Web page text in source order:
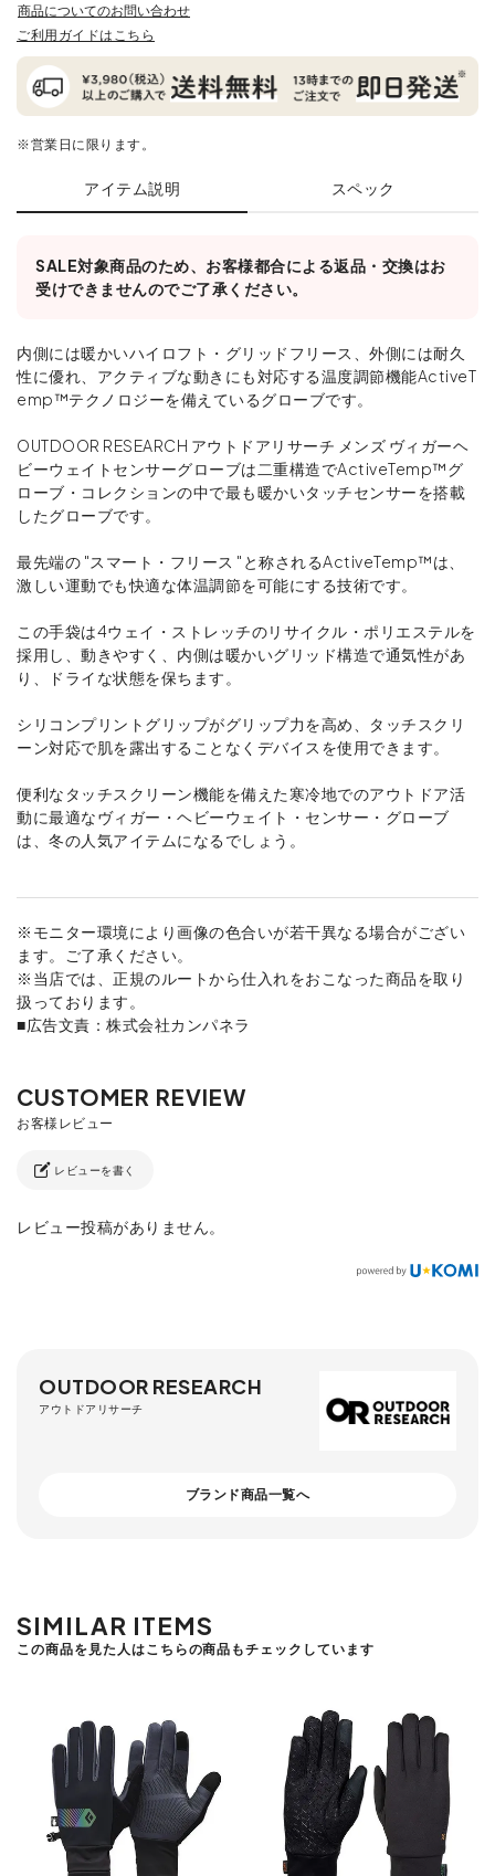
商品についてのお問い合わせ
ご利用ガイドはこちら
※営業日に限ります。
アイテム説明 スペック
SALE対象商品のため、お客様都合による返品・交換はお
受けできませんのでご了承ください。
内側には暖かいハイロフト・グリッドフリース、外側には耐久
性に優れ、アクティブな動きにも対応する温度調節機能ActiveT
emp™テクノロジーを備えているグローブです。
OUTDOOR RESEARCH アウトドアリサーチ メンズ ヴィガーヘ
ビーウェイトセンサーグローブは二重構造でActiveTemp™グ
ローブ・コレクションの中で最も暖かいタッチセンサーを搭載
したグローブです。
最先端の "スマート・フリース "と称されるActiveTemp™は、
激しい運動でも快適な体温調節を可能にする技術です。
この手袋は4ウェイ・ストレッチのリサイクル・ポリエステルを
採用し、動きやすく、内側は暖かいグリッド構造で通気性があ
り、ドライな状態を保ちます。
シリコンプリントグリップがグリップ力を高め、タッチスクリ
ーン対応で肌を露出することなくデバイスを使用できます。
便利なタッチスクリーン機能を備えた寒冷地でのアウトドア活
動に最適なヴィガー・ヘビーウェイト・センサー・グローブ
は、冬の人気アイテムになるでしょう。
※モニター環境により画像の色合いが若干異なる場合がござい
ます。ご了承ください。
※当店では、正規のルートから仕入れをおこなった商品を取り
扱っております。
■広告文責：株式会社カンパネラ
レビューを書く
レビュー投稿がありません。
OUTDOOR RESEARCH
アウトドアリサーチ
ブランド商品一覧へ
SIMILAR ITEMS
この商品を見た人はこちらの商品もチェックしています